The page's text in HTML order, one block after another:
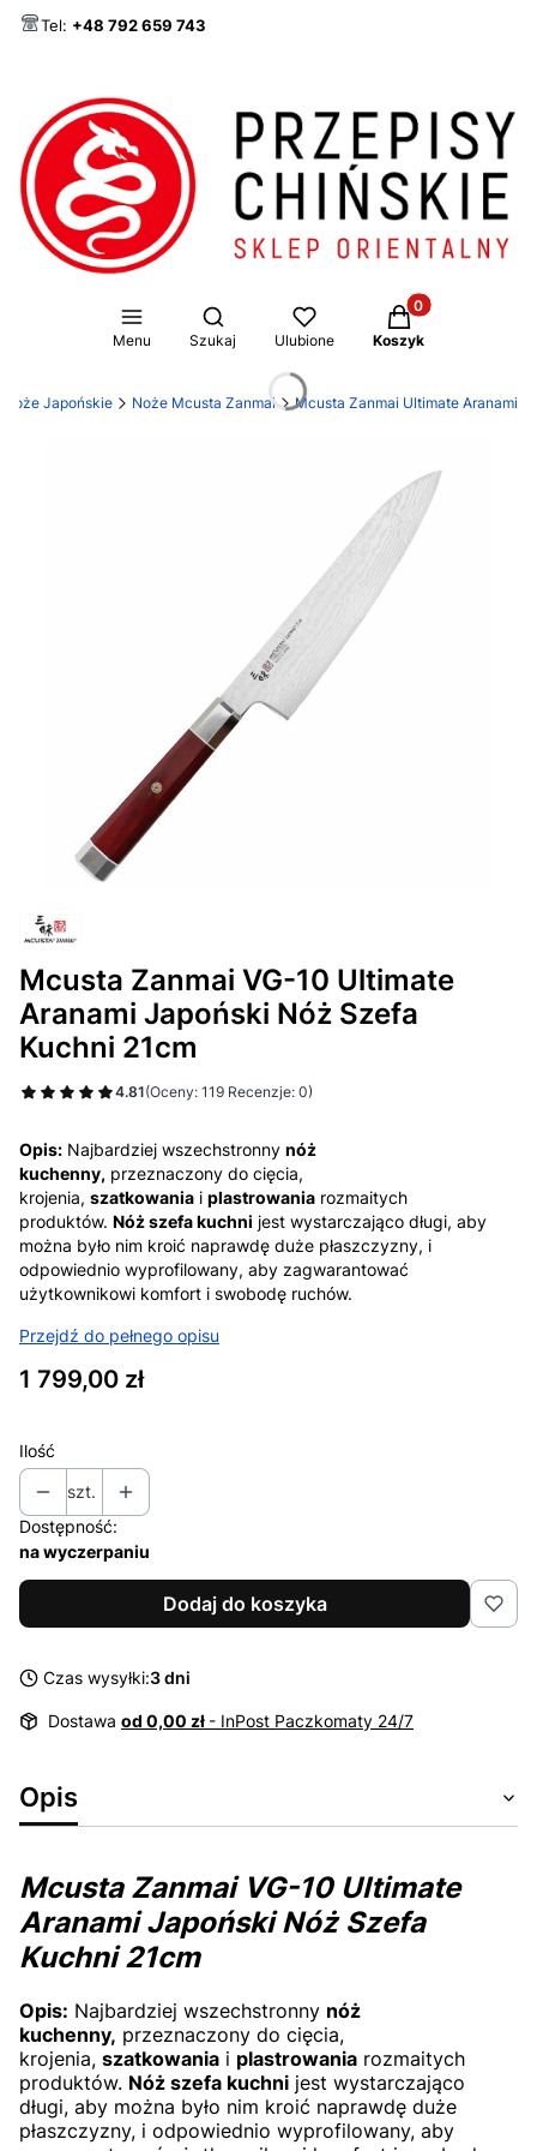
Tel: +48 792 659 743
Menu
Otwórz wyszukiwarkę
Szukaj Ulubione
Produkty w
Koszyk
Noże Japońskie Noże Mcusta Zanmai Mcusta Zanmai Ultimate Aranami
Mcusta Zanmai VG-10 Ultimate
Aranami Japoński Nóż Szefa
Kuchni 21cm
4.81(Oceny: 119 Recenzje: 0)
Opis: Najbardziej wszechstronny nóż
kuchenny, przeznaczony do cięcia,
krojenia, szatkowania i plastrowania rozmaitych
produktów. Nóż szefa kuchni jest wystarczająco długi, aby
można było nim kroić naprawdę duże płaszczyzny, i
odpowiednio wyprofilowany, aby zagwarantować
użytkownikowi komfort i swobodę ruchów.
Przejdź do pełnego opisu
Cena
1 799,00 zł
Ilość
szt.
Dostępność:
na wyczerpaniu
Dodaj do koszyka
Czas wysyłki:3 dni
Dostawa od 0,00 zł - InPost Paczkomaty 24/7
Opis
Mcusta Zanmai VG-10 Ultimate
Aranami Japoński Nóż Szefa
Kuchni 21cm
Opis: Najbardziej wszechstronny nóż
kuchenny, przeznaczony do cięcia,
krojenia, szatkowania i plastrowania rozmaitych
produktów. Nóż szefa kuchni jest wystarczająco
długi, aby można było nim kroić naprawdę duże
płaszczyzny, i odpowiednio wyprofilowany, aby